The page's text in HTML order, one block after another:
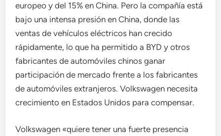
europeo y del 15% en China. Pero la compañía está
bajo una intensa presión en China, donde las
ventas de vehículos eléctricos han crecido
rápidamente, lo que ha permitido a BYD y otros
fabricantes de automóviles chinos ganar
participación de mercado frente a los fabricantes
de automóviles extranjeros. Volkswagen necesita
crecimiento en Estados Unidos para compensar.
Volkswagen «quiere tener una fuerte presencia